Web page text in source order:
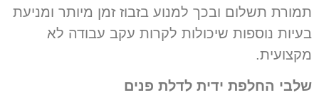
תמורת תשלום ובכך למנוע בזבוז זמן מיותר ומניעת
בעיות נוספות שיכולות לקרות עקב עבודה לא
מקצועית.
שלבי החלפת ידית לדלת פנים